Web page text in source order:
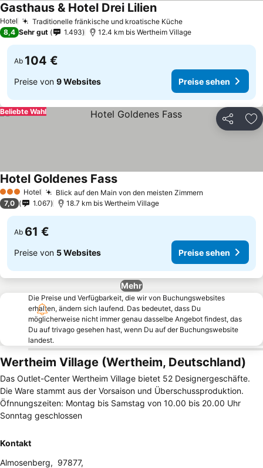
Hotel Traditionelle fränkische und kroatische Küche
Gasthaus & Hotel Drei Lilien
8,4 Sehr gut 1.493 12.4 km bis Wertheim Village
Ab 104 €
Preise von 9 Websites Preise sehen
Teilen
Beliebte Wahl
3 SterneHotel Blick auf den Main von den meisten Zimmern
Hotel Goldenes Fass
7,0 1.067 18.7 km bis Wertheim Village
Ab 61 €
Preise von 5 Websites Preise sehen
Mehr
Die Preise und Verfügbarkeit, die wir von Buchungswebsites
erhalten, ändern sich laufend. Das bedeutet, dass Du
möglicherweise nicht immer genau dasselbe Angebot findest, das
Du auf trivago gesehen hast, wenn Du auf der Buchungswebsite
landest.
Wertheim Village (Wertheim, Deutschland)
Das Outlet-Center Wertheim Village bietet 52 Designergeschäfte.
Die Ware stammt aus der Vorsaison und Überschussproduktion.
Öfnnungszeiten: Montag bis Samstag von 10.00 bis 20.00 Uhr
Sonntag geschlossen
Kontakt
Almosenberg, 97877,